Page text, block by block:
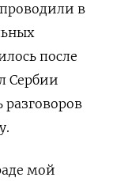
в
после
Сербии
разговоров
мой